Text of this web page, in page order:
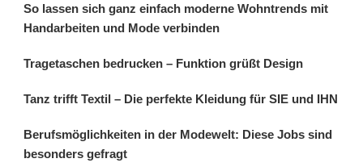
So lassen sich ganz einfach moderne Wohntrends mit
Handarbeiten und Mode verbinden
Tragetaschen bedrucken – Funktion grüßt Design
Tanz trifft Textil – Die perfekte Kleidung für SIE und IHN
Berufsmöglichkeiten in der Modewelt: Diese Jobs sind
besonders gefragt